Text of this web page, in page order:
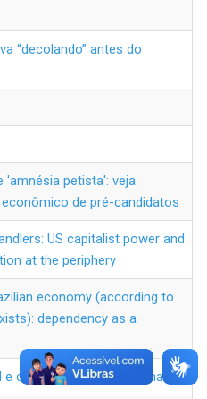
“decolando” antes do
'amnésia petista': veja
de pré-candidatos
US capitalist power and
at the periphery
economy (according to
dependency as a
cooperação internacional